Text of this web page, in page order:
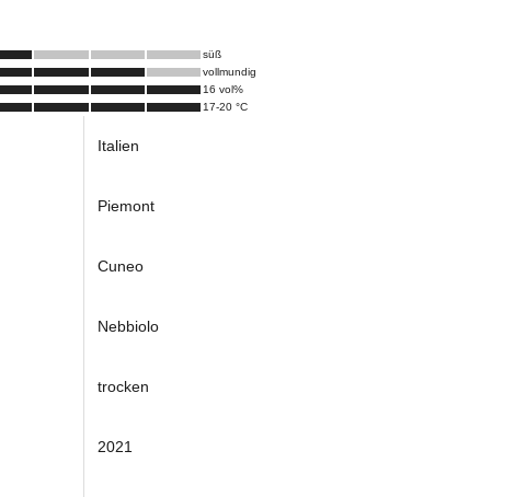
süß
vollmundig
16 vol%
17-20 °C
Italien
Piemont
Cuneo
Nebbiolo
trocken
2021